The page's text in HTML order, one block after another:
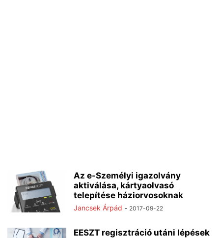
Az e-Személyi igazolvány
aktiválása, kártyaolvasó
telepítése háziorvosoknak
Jancsek Árpád - 2017-09-22
EESZT regisztráció utáni lépések